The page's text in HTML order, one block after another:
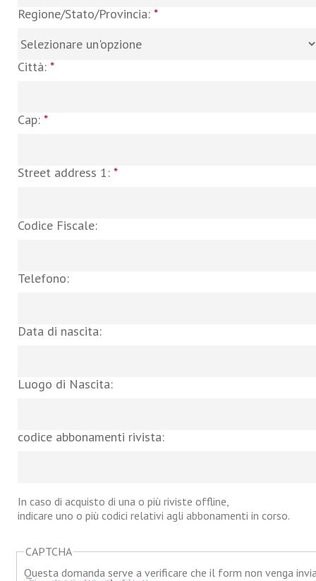
Regione/Stato/Provincia: *
Città: *
Cap: *
Street address 1: *
Codice Fiscale:
Telefono:
Data di nascita:
Luogo di Nascita:
codice abbonamenti rivista:
In caso di acquisto di una o più riviste offline,
indicare uno o più codici relativi agli abbonamenti in corso.
CAPTCHA
Questa domanda serve a verificare che il form non venga